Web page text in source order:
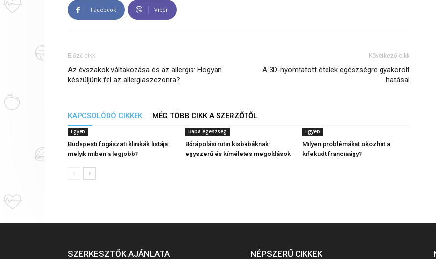
Facebook Viber
Előző cikk
Az évszakok váltakozása és az allergia: Hogyan
készüljünk fel az allergiaszezonra?
Következő cikk
A 3D-nyomtatott ételek egészségre gyakorolt
hatásai
KAPCSOLÓDÓ CIKKEK MÉG TÖBB CIKK A SZERZŐTŐL
Egyéb
Budapesti fogászati klinikák listája:
melyik miben a legjobb?
Baba egészség
Bőrápolási rutin kisbabáknak:
egyszerű és kíméletes megoldások
Egyéb
Milyen problémákat okozhat a
kifeküdt franciaágy?
SZERKESZTŐK AJÁNLATA NÉPSZERŰ CIKKEK